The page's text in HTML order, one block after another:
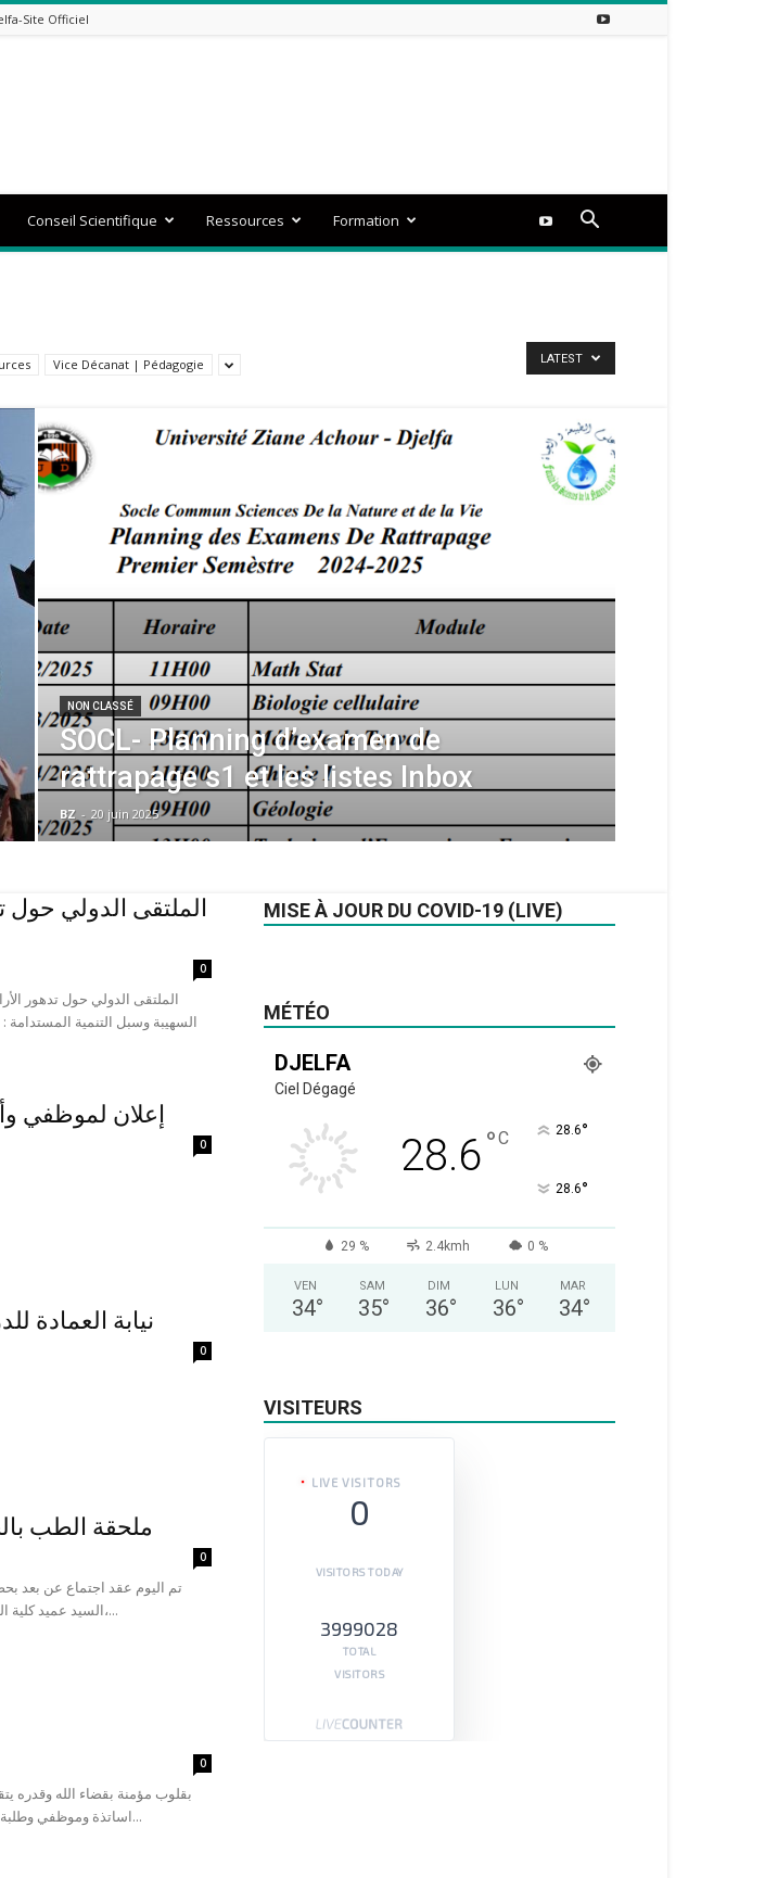
Site Officiel
Conseil Scientifique Ressources Formation
Vice Décanat | Pédagogie LATEST
NON CLASSÉ
SOCL- Planning d’examen de
rattrapage s1 et les listes Inbox
BZ - 20 juin 2025
الملتقى الدولي حول
0
السهيبة وسبل التنمية المستدامة :
إعلان لموظفي
0
نيابة
0
ملحقة الطب
0
السيد عميد كلية الطب لجامعة الجزائر 1 البروفيسور مرزاق غرناوط،...
0
بقلوب مؤمنة بقضاء الله وقدره
اساتذة وموظفي وطلبة كلية علوم الطبيعة والحياة بخالص التعازي وصادق...
MISE À JOUR DU COVID-19 (LIVE)
MÉTÉO
DJELFA
Ciel Dégagé
28.6°C 28.6°
28.6°
29 % 2.4kmh 0 %
VEN
34°
SAM
35°
DIM
36°
LUN
36°
MAR
34°
VISITEURS
LIVE VISITORS
0
VISITORS TODAY
3999028
TOTAL
VISITORS